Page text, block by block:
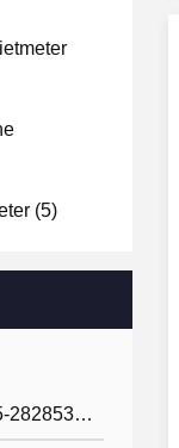
(5)
86-0755-28285391